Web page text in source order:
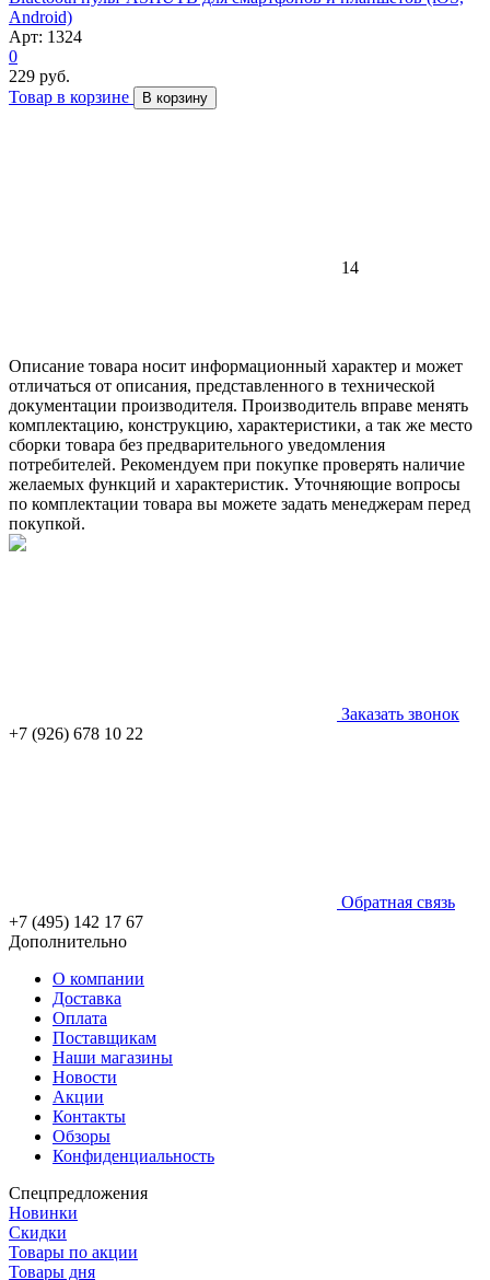
Android)
Арт: 1324
0
229 руб.
Товар в корзине
В корзину
14
Описание товара носит информационный характер и может
отличаться от описания, представленного в технической
документации производителя. Производитель вправе менять
комплектацию, конструкцию, характеристики, а так же место
сборки товара без предварительного уведомления
потребителей. Рекомендуем при покупке проверять наличие
желаемых функций и характеристик. Уточняющие вопросы
по комплектации товара вы можете задать менеджерам перед
покупкой.
Заказать звонок
+7 (926) 678 10 22
Обратная связь
+7 (495) 142 17 67
Дополнительно
О компании
Доставка
Оплата
Поставщикам
Наши магазины
Новости
Акции
Контакты
Обзоры
Конфиденциальность
Спецпредложения
Новинки
Скидки
Товары по акции
Товары дня